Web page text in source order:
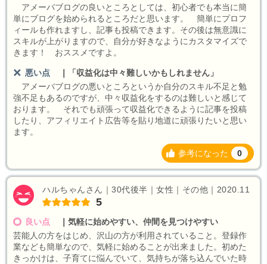
アメーバブログの良いところとしては、初心者でも本当に簡
単にブログを始められるところだと思います。 簡単にプロフ
ィールも作れますし、記事も投稿できます。その後は無意識に
スキルが上がりますので、自分が好きなようにカスタマイズで
きます！ おススメですよ。
悪い点
「収益化は中々難しいかもしれません」
アメーバブログの悪いところというか自分のスキル不足と勉
強不足もあるのですが、中々収益化をするのは難しいと感じて
おります。 それでも頑張って収益化できるように記事を投稿
したり、アフィリエイト広告等を貼り地道に頑張りたいと思い
ます。
参考になった 0
ハルちゃんさん｜30代後半｜女性｜その他｜2020.11
5
良い点
気軽に始めやすい、仲間を見つけやすい
芸能人の方をはじめ、沢山の方が利用されていること。登録作
業なども簡単なので、気軽に始めることが出来ました。初めた
きっかけは、子育てに悩んでいて、気持ちが落ち込んでいた時